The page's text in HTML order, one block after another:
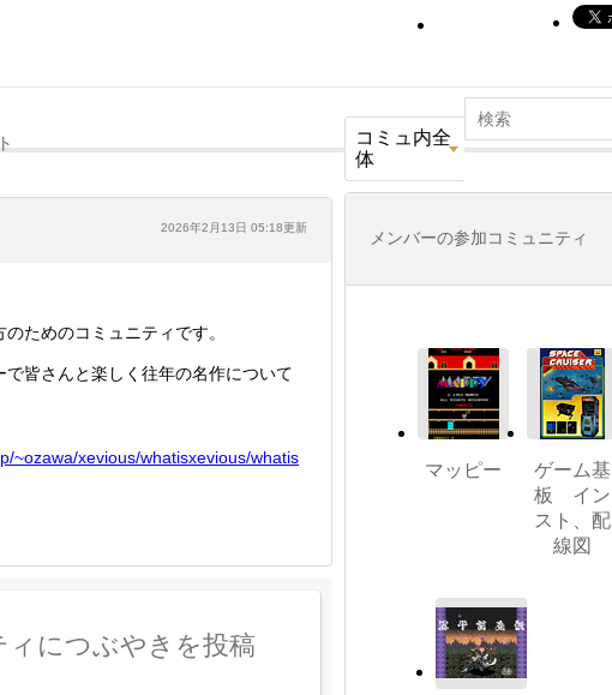
コミュ内全
体
2026年2月13日 05:18更新
ためのコミュニティです。
皆さんと楽しく往年の名作について
~ozawa/xevious/whatisxevious/whatis
ィにつぶやきを投稿
メンバーの参加コミュニティ
マッピー
ゲーム基
板 イン
スト、配
線図